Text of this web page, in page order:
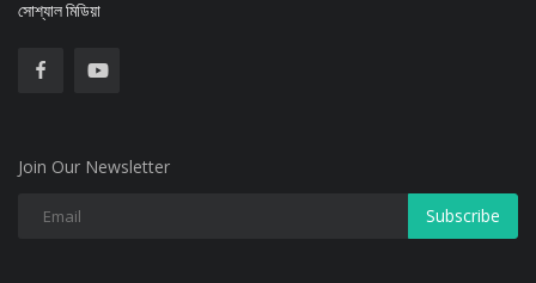
সোশ্যাল মিডিয়া
Join Our Newsletter
Subscribe